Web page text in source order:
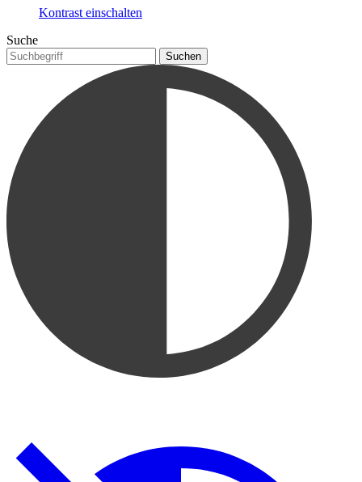
Kontrast einschalten
Suche
Suchen